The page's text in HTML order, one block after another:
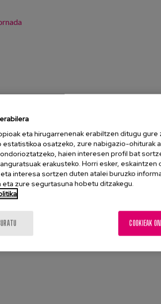
envejeciendo en todo el mundo. Esto
crear nuevos empleos para
la vez, trae consigo importantes desafíos,
y poder acceder a servicios de salud
eta hirugarrenenak erabiltzen ditugu
estatistikoa osatzeko, zure nabigazio-ohiturak
haien interesen profil bat
erakusteko. Horri esker,
interesa sortzen duten atalei buruzko
eta zure segurtasuna hobetu ditzakegu.
COOKIEAK